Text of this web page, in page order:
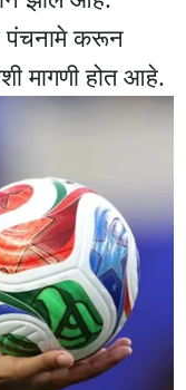
पंचनामे करून
मागणी होत आहे.